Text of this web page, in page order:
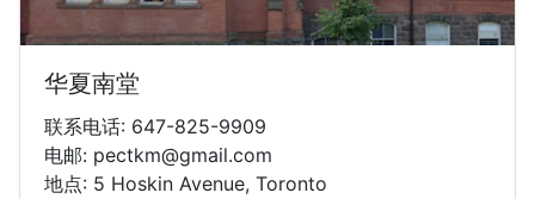
华夏南堂
联系电话: 647-825-9909
电邮: pectkm@gmail.com
地点: 5 Hoskin Avenue, Toronto